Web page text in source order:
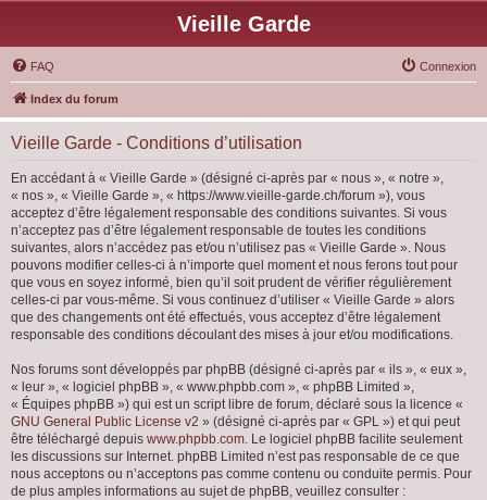
Vieille Garde
FAQ Connexion
Index du forum
Vieille Garde - Conditions d’utilisation
En accédant à « Vieille Garde » (désigné ci-après par « nous », « notre »,
« nos », « Vieille Garde », « https://www.vieille-garde.ch/forum »), vous
acceptez d’être légalement responsable des conditions suivantes. Si vous
n’acceptez pas d’être légalement responsable de toutes les conditions
suivantes, alors n’accédez pas et/ou n’utilisez pas « Vieille Garde ». Nous
pouvons modifier celles-ci à n’importe quel moment et nous ferons tout pour
que vous en soyez informé, bien qu’il soit prudent de vérifier régulièrement
celles-ci par vous-même. Si vous continuez d’utiliser « Vieille Garde » alors
que des changements ont été effectués, vous acceptez d’être légalement
responsable des conditions découlant des mises à jour et/ou modifications.
Nos forums sont développés par phpBB (désigné ci-après par « ils », « eux »,
« leur », « logiciel phpBB », « www.phpbb.com », « phpBB Limited »,
« Équipes phpBB ») qui est un script libre de forum, déclaré sous la licence «
GNU General Public License v2 » (désigné ci-après par « GPL ») et qui peut
être téléchargé depuis www.phpbb.com. Le logiciel phpBB facilite seulement
les discussions sur Internet. phpBB Limited n’est pas responsable de ce que
nous acceptons ou n’acceptons pas comme contenu ou conduite permis. Pour
de plus amples informations au sujet de phpBB, veuillez consulter :